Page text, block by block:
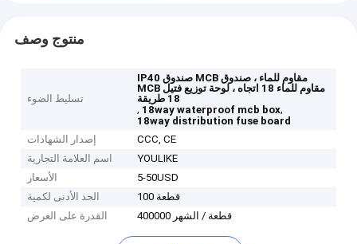
منتوج وصف
تسليط الضوء
IP40 صندوق MCB مقاوم للماء ، صندوق
MCB مقاوم للماء 18 اتجاه ، لوحة توزيع فتيل
18 طريقة
, 18way waterproof mcb box,
18way distribution fuse board
إصدار الشهادات
CCC, CE
اسم العلامة التجارية
YOULIKE
الأسعار
5-50USD
الحد الأدنى لكمية
100 قطعة
القدرة على العرض
400000 قطعة / الشهر